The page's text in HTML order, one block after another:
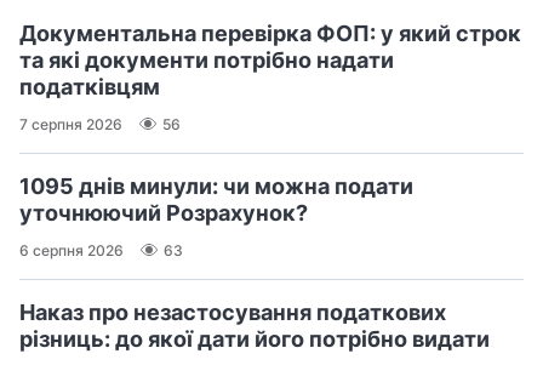
Документальна перевірка ФОП: у який строк
та які документи потрібно надати
податківцям
7 серпня 2026 56
1095 днів минули: чи можна подати
уточнюючий Розрахунок?
6 серпня 2026 63
Наказ про незастосування податкових
різниць: до якої дати його потрібно видати